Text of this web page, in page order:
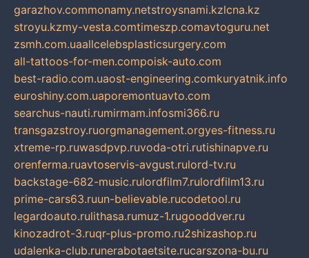
garazhov.commonamy.netstroysnami.kzlcna.kz
stroyu.kzmy-vesta.comtimeszp.comavtoguru.net
zsmh.com.uaallcelebsplasticsurgery.com
all-tattoos-for-men.compoisk-auto.com
best-radio.com.uaost-engineering.comkuryatnik.info
euroshiny.com.uaporemontuavto.com
searchus-nauti.rumirmam.infosmi366.ru
transgazstroy.ruorgmanagement.orgyes-fitness.ru
xtreme-rp.ruwasdpvp.ruvoda-otri.rutishinapve.ru
orenferma.ruavtoservis-avgust.rulord-tv.ru
backstage-682-music.rulordfilm7.rulordfilm13.ru
prime-cars63.ruun-believable.rucodetool.ru
legardoauto.rulithasa.rumuz-1.rugooddver.ru
kinozadrot-3.ruqr-plus-promo.ru2shizashop.ru
udalenka-club.runerabotaetsite.rucarszona-bu.ru